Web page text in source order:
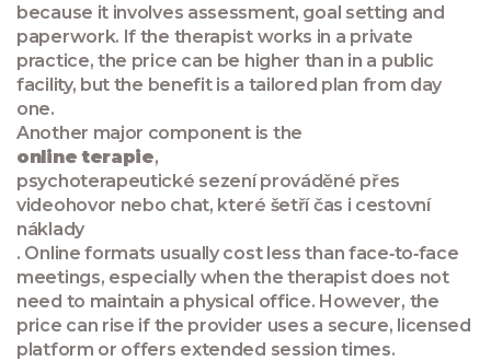
because it involves assessment, goal setting and
paperwork. If the therapist works in a private
practice, the price can be higher than in a public
facility, but the benefit is a tailored plan from day
one.
Another major component is the
online terapie,
psychoterapeutické sezení prováděné přes
videohovor nebo chat, které šetří čas i cestovní
náklady
. Online formats usually cost less than face‑to‑face
meetings, especially when the therapist does not
need to maintain a physical office. However, the
price can rise if the provider uses a secure, licensed
platform or offers extended session times.